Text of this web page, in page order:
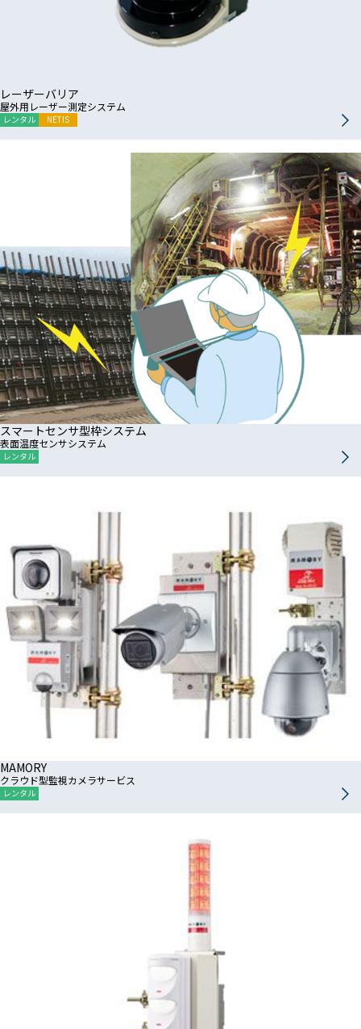
レーザーバリア
屋外用レーザー測定システム
レンタル NETIS
スマートセンサ型枠システム
表面温度センサシステム
レンタル
MAMORY
クラウド型監視カメラサービス
レンタル